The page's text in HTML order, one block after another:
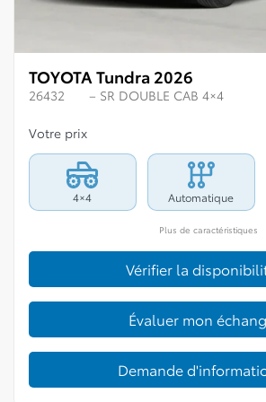
TOYOTA Tundra 2026
26432 – SR DOUBLE CAB 4×4
Votre prix
4×4 Automatique
Plus de caractéristiques
Vérifier la
Évaluer mon
Demande